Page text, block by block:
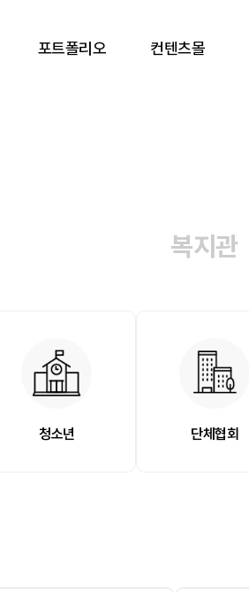
포트폴리오 컨텐츠몰
복지관
청소년 단체협회